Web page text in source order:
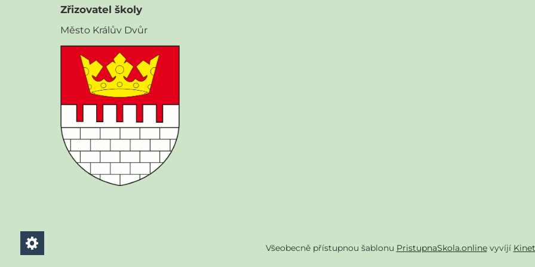
Zřizovatel školy
Město Králův Dvůr
Všeobecně přístupnou šablonu PristupnaSkola.onlinevyvíjí Kinet